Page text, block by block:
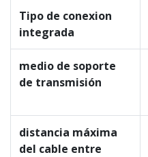
Tipo de conexion
integrada
medio de soporte
de transmisión
distancia máxima
del cable entre